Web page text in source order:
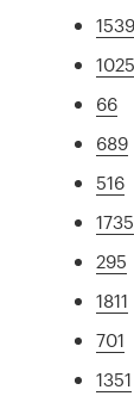
1539
1025
66
689
516
1735
295
1811
701
1351